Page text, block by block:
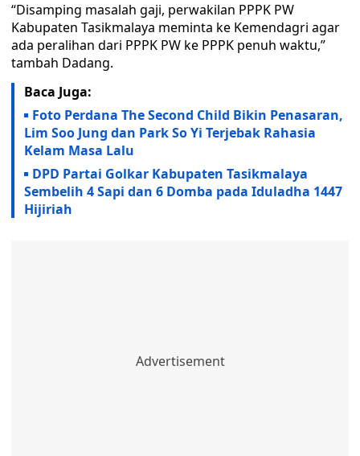
“Disamping masalah gaji, perwakilan PPPK PW
Kabupaten Tasikmalaya meminta ke Kemendagri agar
ada peralihan dari PPPK PW ke PPPK penuh waktu,”
tambah Dadang.
Baca Juga:
Foto Perdana The Second Child Bikin Penasaran,
Lim Soo Jung dan Park So Yi Terjebak Rahasia
Kelam Masa Lalu
DPD Partai Golkar Kabupaten Tasikmalaya
Sembelih 4 Sapi dan 6 Domba pada Iduladha 1447
Hijiriah